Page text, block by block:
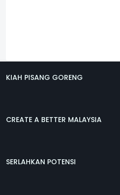
KIAH PISANG GORENG
CREATE A BETTER MALAYSIA
SERLAHKAN POTENSI